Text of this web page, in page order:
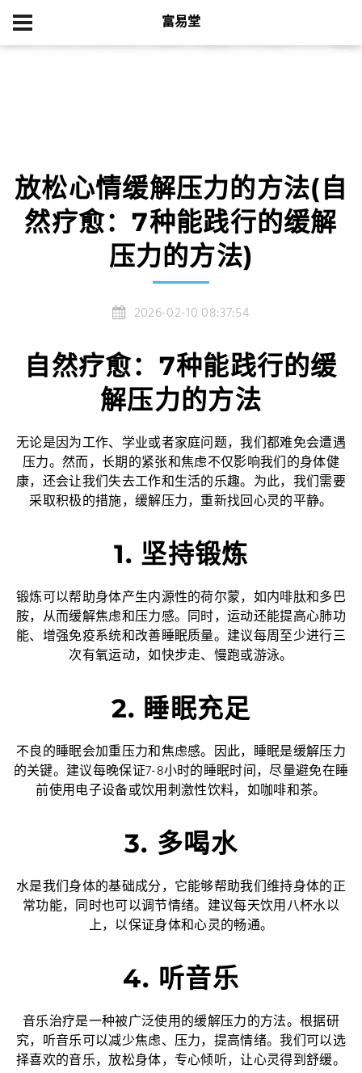
富易堂
放松心情缓解压力的方法(自
然疗愈：7种能践行的缓解
压力的方法)
2026-02-10 08:37:54
自然疗愈：7种能践行的缓
解压力的方法
无论是因为工作、学业或者家庭问题，我们都难免会遭遇
压力。然而，长期的紧张和焦虑不仅影响我们的身体健
康，还会让我们失去工作和生活的乐趣。为此，我们需要
采取积极的措施，缓解压力，重新找回心灵的平静。
1. 坚持锻炼
锻炼可以帮助身体产生内源性的荷尔蒙，如内啡肽和多巴
胺，从而缓解焦虑和压力感。同时，运动还能提高心肺功
能、增强免疫系统和改善睡眠质量。建议每周至少进行三
次有氧运动，如快步走、慢跑或游泳。
2. 睡眠充足
不良的睡眠会加重压力和焦虑感。因此，睡眠是缓解压力
的关键。建议每晚保证7-8小时的睡眠时间，尽量避免在睡
前使用电子设备或饮用刺激性饮料，如咖啡和茶。
3. 多喝水
水是我们身体的基础成分，它能够帮助我们维持身体的正
常功能，同时也可以调节情绪。建议每天饮用八杯水以
上，以保证身体和心灵的畅通。
4. 听音乐
音乐治疗是一种被广泛使用的缓解压力的方法。根据研
究，听音乐可以减少焦虑、压力，提高情绪。我们可以选
择喜欢的音乐，放松身体，专心倾听，让心灵得到舒缓。